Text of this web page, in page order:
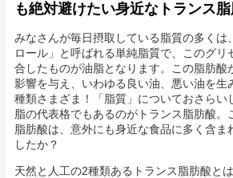
も絶対避けたい身近なトランス脂
みなさんが毎日摂取している脂質の多くは
ロール」と呼ばれる単純脂質で、このグリ
合したものが油脂となります。この脂肪酸
影響を与え、いわゆる良い油、悪い油を生
種類さまざま！「脂質」についておさらい
脂の代表格でもあるのがトランス脂肪酸。
脂肪酸は、意外にも身近な食品に多く含ま
したか？
天然と人工の2種類あるトランス脂肪酸と